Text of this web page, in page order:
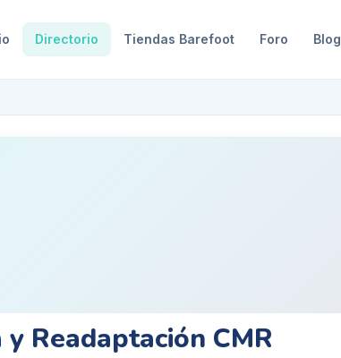
Directorio Tiendas Barefoot Foro Blog
Readaptación CMR